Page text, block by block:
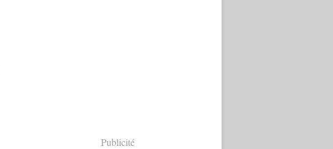
Publicité